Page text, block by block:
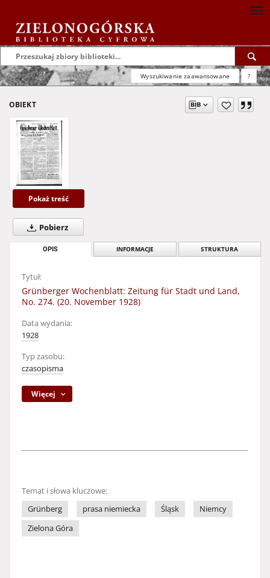
Wyszukiwanie zaawansowane ?
OBIEKT
Pokaż treść
Pobierz
OPIS INFORMACJE STRUKTURA
Tytuł:
Grünberger Wochenblatt: Zeitung für Stadt und Land,
No. 274. (20. November 1928)
Data wydania:
1928
Typ zasobu:
czasopisma
Więcej
Temat i słowa kluczowe:
Grünberg
prasa niemiecka Śląsk
Niemcy
Zielona Góra